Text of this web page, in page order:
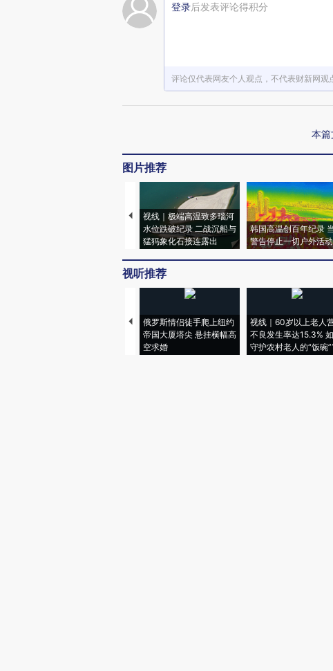
登录后发表评论得积分
评论仅代表网友个人观点，不代表财新网观
本
图片推荐
视线｜极端高温致多瑙河
水位跌破纪录 二战沉船与
猛犸象化石接连露出
韩国高温创百年纪录
警告停止一切户外活动
视听推荐
俄罗斯情侣徒手爬上纽约
帝国大厦塔尖 悬挂横幅高
空求婚
视线｜60岁以上老人
不良发生率达15.3%
守护农村老人的“饭碗